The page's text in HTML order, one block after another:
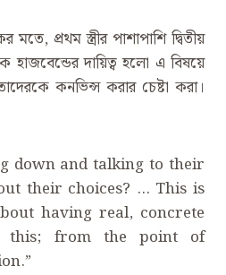
প্রথম স্ত্রীর পাশাপাশি দ্বিতীয়
হাজবেন্ডের দায়িত্ব হলো এ বিষয়ে
কনভিন্স করার চেষ্টা করা।
down and talking to their
their choices? … This is
having real, concrete
this; from the point of